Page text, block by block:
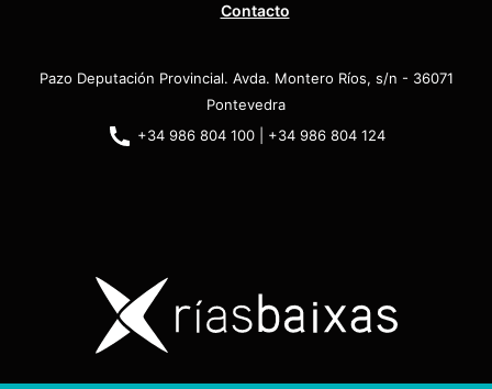
Contacto
Pazo Deputación Provincial. Avda. Montero Ríos, s/n - 36071
Pontevedra
+34 986 804 100 | +34 986 804 124